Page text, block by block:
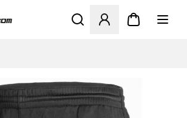
Megnyit egy modált a